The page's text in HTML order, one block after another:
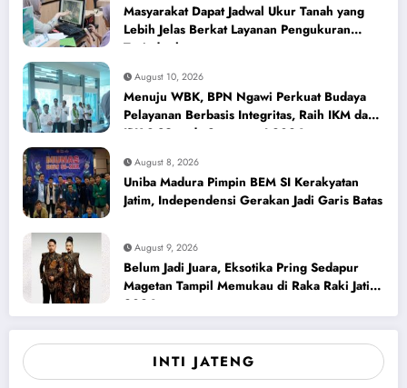
Masyarakat Dapat Jadwal Ukur Tanah yang
Lebih Jelas Berkat Layanan Pengukuran
Terjadwal
August 10, 2026
Menuju WBK, BPN Ngawi Perkuat Budaya
Pelayanan Berbasis Integritas, Raih IKM dan
IPK 3,89 pada Semester I 2026
August 8, 2026
Uniba Madura Pimpin BEM SI Kerakyatan
Jatim, Independensi Gerakan Jadi Garis Batas
August 9, 2026
Belum Jadi Juara, Eksotika Pring Sedapur
Magetan Tampil Memukau di Raka Raki Jatim
2026
INTI JATENG